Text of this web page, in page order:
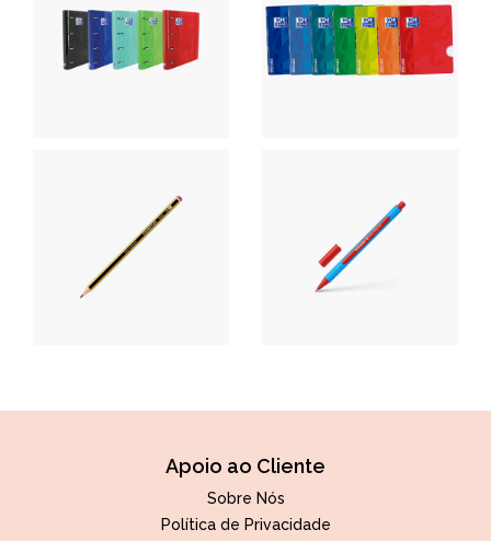
Apoio ao Cliente
Sobre Nós
Política de Privacidade